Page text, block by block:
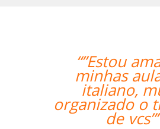
“”Estou amando
minhas aulas de
italiano, muito
o trabalho
de vcs””